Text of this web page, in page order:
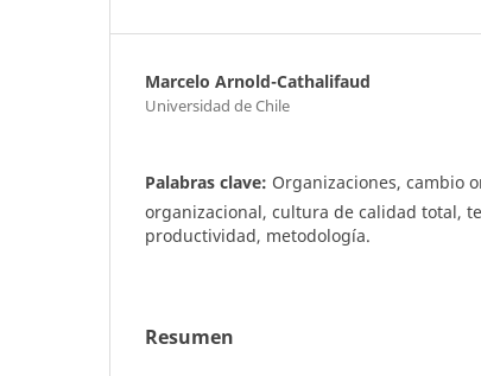
Marcelo Arnold-Cathalifaud
Universidad de Chile
Palabras clave: Organizaciones, cambio
organizacional, cultura de calidad total,
productividad, metodología.
Resumen